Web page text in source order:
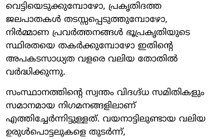
വെട്ടിയെടുക്കുമ്പോഴോ, പ്രകൃതിദത്ത
ജലപാതകൾ തടസ്സപ്പെടുത്തുമ്പോഴോ,
നിർമ്മാണ പ്രവർത്തനങ്ങൾ ഭൂപ്രകൃതിയുടെ
സ്ഥിരതയെ തകർക്കുമ്പോഴോ ഇതിന്റെ
അപകടസാധ്യത വളരെ വലിയ തോതിൽ
വർദ്ധിക്കുന്നു.
സംസ്ഥാനത്തിന്റെ സ്വന്തം വിദഗ്ദ്ധ സമിതികളും
സമാനമായ നിഗമനങ്ങളിലാണ്
എത്തിച്ചേർന്നിട്ടുള്ളത്. വയനാട്ടിലുണ്ടായ വലിയ
ഉരുൾപൊട്ടലുകളെ തുടർന്ന്,